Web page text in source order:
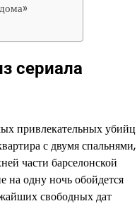
сериала
привлекательных убийц
с двумя спальнями,
части барселонской
на одну ночь обойдется
свободных дат